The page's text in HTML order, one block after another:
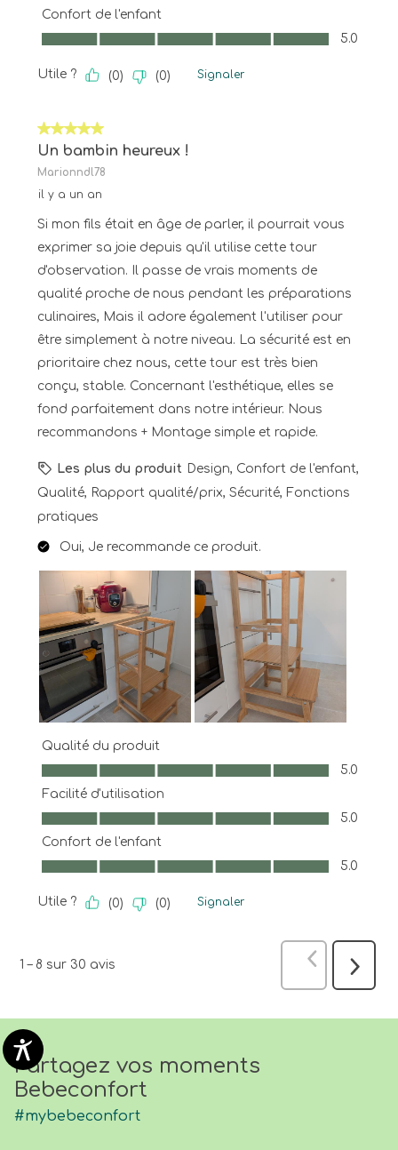
Partagez vos moments
Bebeconfort
#mybebeconfort
Confort de l'enfant
Confort de l'enfant, 5.0 sur 5
5.0
Utile ? (0) (0) Signaler
5 sur 5 étoiles.
Un bambin heureux !
Marionndl78
il y a un an
Si mon fils était en âge de parler, il pourrait vous
exprimer sa joie depuis qu'il utilise cette tour
d'observation. Il passe de vrais moments de
qualité proche de nous pendant les préparations
culinaires, Mais il adore également l'utiliser pour
être simplement à notre niveau. La sécurité est en
prioritaire chez nous, cette tour est très bien
conçu, stable. Concernant l'esthétique, elles se
fond parfaitement dans notre intérieur. Nous
recommandons + Montage simple et rapide.
Les plus du produit Design, Confort de l'enfant,
Qualité, Rapport qualité/prix, Sécurité, Fonctions
pratiques
Oui, Je recommande ce produit.
Qualité du produit
Qualité du produit, 5.0 sur 5
5.0
Facilité d'utilisation
Facilité d'utilisation, 5.0 sur 5
5.0
Confort de l'enfant
Confort de l'enfant, 5.0 sur 5
5.0
Utile ? (0) (0) Signaler
1 – 8 sur 30 avis Précédent
Suivant
avis